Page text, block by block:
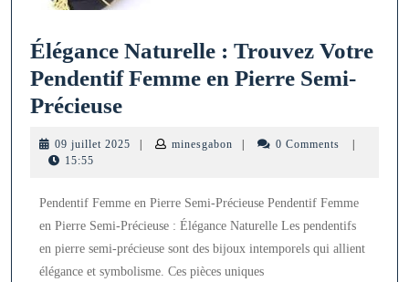
Élégance Naturelle : Trouvez Votre
Pendentif Femme en Pierre Semi-
PrécieuseÉlégance
Naturelle
Votre
Pendentif
Femme
09 juillet 2025 09| minesgabon minesgabon
| 0 Comments
|
15:55
Pendentif Femme en Pierre Semi-Précieuse Pendentif Femme
en Pierre Semi-Précieuse : Élégance Naturelle Les pendentifs
en pierre semi-précieuse sont des bijoux intemporels qui allient
élégance et symbolisme. Ces pièces uniques